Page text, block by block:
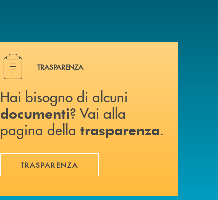
Hai bisogno di alcuni documenti ? Vai alla pagina della
TRASPARENZA
Hai bisogno di alcuni
documenti? Vai alla
pagina della trasparenza.
TRASPARENZA